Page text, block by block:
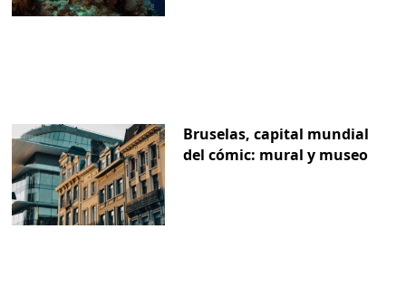
Bruselas, capital mundial
del cómic: mural y museo